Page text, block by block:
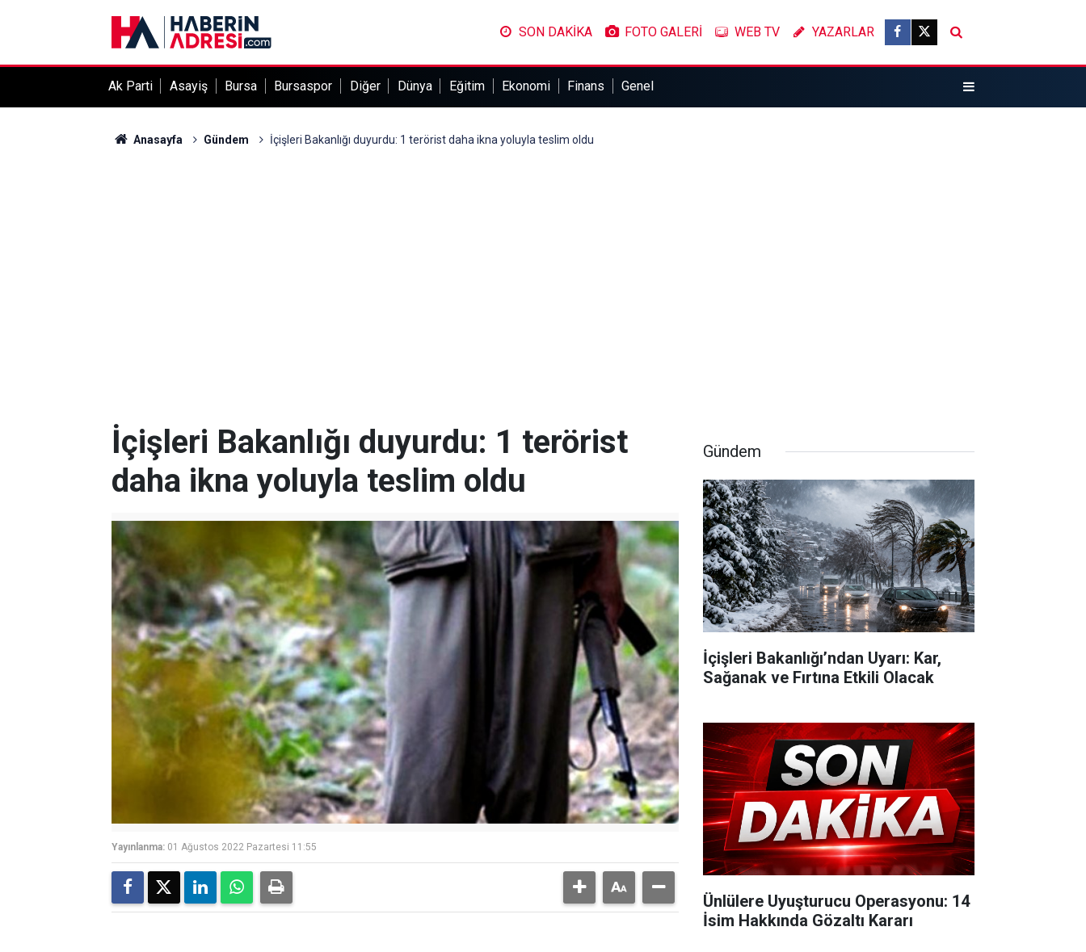
SON DAKİKA FOTO GALERİ WEB TV YAZARLAR
Ak Parti Asayiş Bursa Bursaspor Diğer Dünya Eğitim Ekonomi Finans Genel
Anasayfa Gündem İçişleri Bakanlığı duyurdu: 1 terörist daha ikna yoluyla teslim oldu
İçişleri Bakanlığı duyurdu: 1 terörist
daha ikna yoluyla teslim oldu
Yayınlanma: 01 Ağustos 2022 Pazartesi 11:55
Gündem
İçişleri Bakanlığı’ndan Uyarı: Kar,
Sağanak ve Fırtına Etkili Olacak
Ünlülere Uyuşturucu Operasyonu: 14
İsim Hakkında Gözaltı Kararı